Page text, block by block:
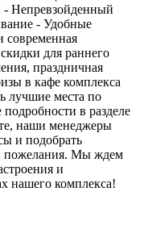
- Непревзойденный
- Удобные
современная
для раннего
праздничная
в кафе комплекса
лучшие места по
в разделе
наши менеджеры
и подобрать
пожелания. Мы ждем
и
нашего комплекса!